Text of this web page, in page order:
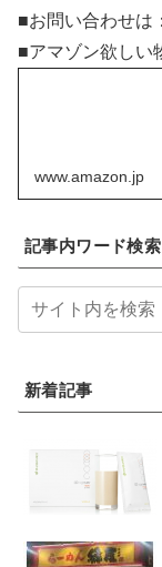
■お問い合わせは：
■アマゾン欲しい
www.amazon.jp
記事内ワード検索
新着記事